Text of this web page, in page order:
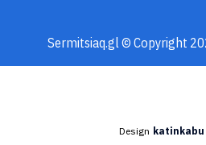
Sermitsiaq.gl © Copyright
Design